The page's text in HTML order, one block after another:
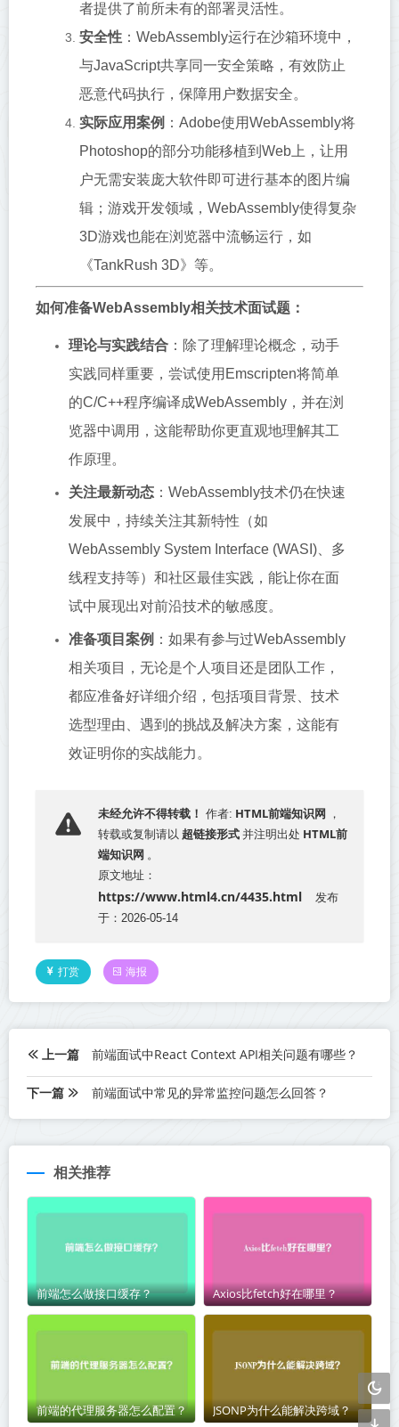
者提供了前所未有的部署灵活性。
安全性 ：WebAssembly运行在沙箱环境中，
与JavaScript共享同一安全策略，有效防止
恶意代码执行，保障用户数据安全。
实际应用案例 ：Adobe使用WebAssembly将
Photoshop的部分功能移植到Web上，让用
户无需安装庞大软件即可进行基本的图片编
辑；游戏开发领域，WebAssembly使得复杂
3D游戏也能在浏览器中流畅运行，如
《TankRush 3D》等。
如何准备WebAssembly相关技术面试题：
理论与实践结合：除了理解理论概念，动手
实践同样重要，尝试使用Emscripten将简单
的C/C++程序编译成WebAssembly，并在浏
览器中调用，这能帮助你更直观地理解其工
作原理。
关注最新动态：WebAssembly技术仍在快速
发展中，持续关注其新特性（如
WebAssembly System Interface (WASI)、多
线程支持等）和社区最佳实践，能让你在面
试中展现出对前沿技术的敏感度。
准备项目案例 ：如果有参与过WebAssembly
相关项目，无论是个人项目还是团队工作，
都应准备好详细介绍，包括项目背景、技术
选型理由、遇到的挑战及解决方案，这能有
效证明你的实战能力。
未经允许不得转载！ 作者: HTML前端知识网 ，
转载或复制请以 超链接形式 并注明出处 HTML前
端知识网 。
原文地址：
https://www.html4.cn/4435.html
发布
于：2026-05-14
打赏 海报
上一篇 前端面试中React Context API相关问题有哪些？
下一篇 前端面试中常见的异常监控问题怎么回答？
相关推荐
前端怎么做接口缓存？ Axios比fetch好在哪里？
前端的代理服务器怎么配置？ JSONP为什么能解决跨域？